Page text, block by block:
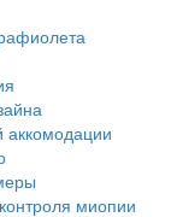
аккомодации
миопии